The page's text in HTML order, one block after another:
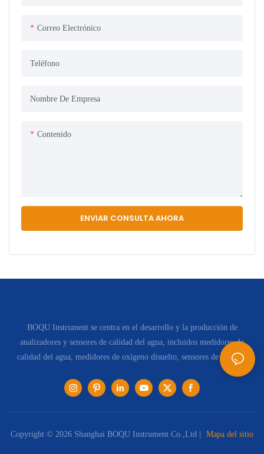
Correo Electrónico
Teléfono
Nombre De Empresa
Contenido
ENVIAR CONSULTA AHORA
BOQU Instrument se centra en el desarrollo y la producción de
analizadores y sensores de calidad del agua, incluidos medidores de
calidad del agua, medidores de oxígeno disuelto, sensores de pH, etc.
Copyright © 2026 Shanghai BOQU Instrument Co.,Ltd | Mapa del sitio